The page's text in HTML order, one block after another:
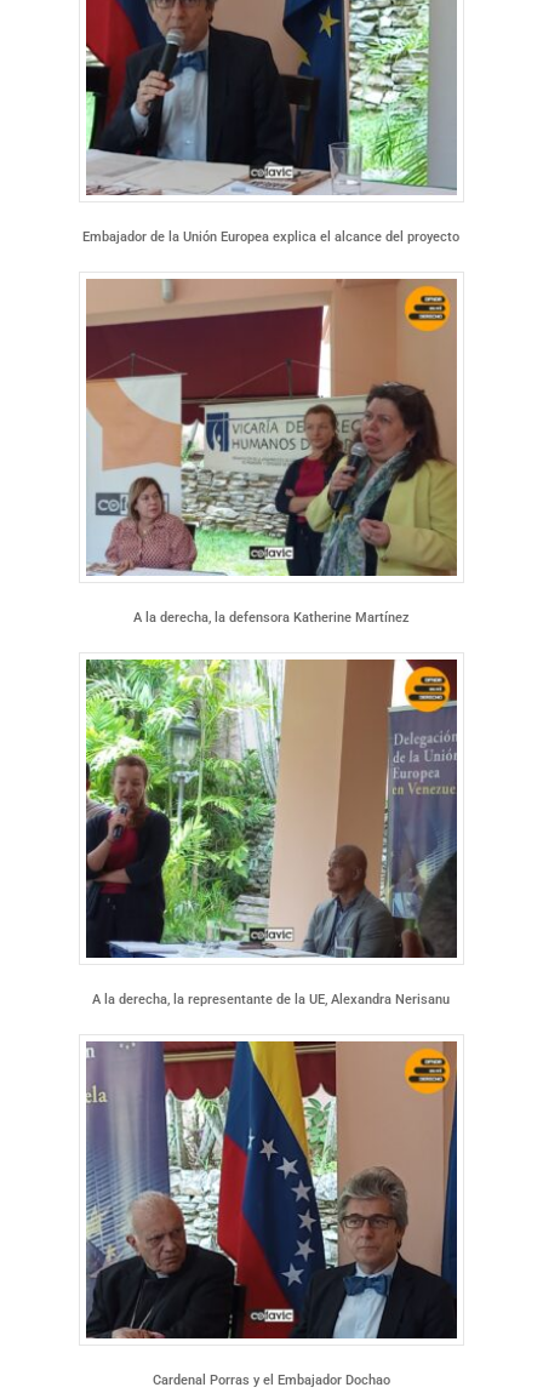
Embajador de la Unión Europea explica el alcance del proyecto
A la derecha, la defensora Katherine Martínez
A la derecha, la representante de la UE, Alexandra Nerisanu
Cardenal Porras y el Embajador Dochao